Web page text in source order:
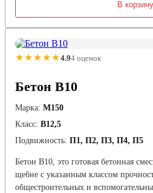
В корзину
★★★★★4.94 оценок
Бетон В10
Марка: М150
Класс: В12,5
Подвижность: П1, П2, П3, П4, П5
Бетон В10, это готовая бетонная
щебне с указанным классом
общестроительных и